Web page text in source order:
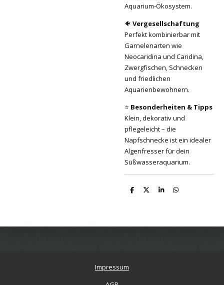
Aquarium-Ökosystem.
🐠 Vergesellschaftung
Perfekt kombinierbar mit
Garnelenarten wie
Neocaridina und Caridina,
Zwergfischen, Schnecken
und friedlichen
Aquarienbewohnern.
⭐ Besonderheiten & Tipps
Klein, dekorativ und
pflegeleicht – die
Napfschnecke ist ein idealer
Algenfresser für dein
Süßwasseraquarium.
T
n
T
n
T
n
T
n
Impressum